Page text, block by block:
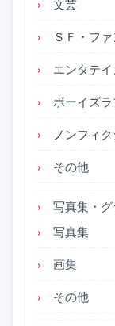
ＳＦ・フ
エンタテイ
ボーイズ
ノンフィ
その他
写真集・
写真集
画集
その他